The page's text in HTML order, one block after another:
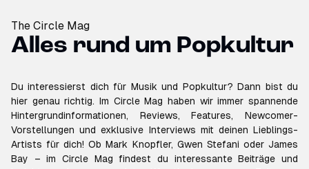
The Circle Mag
Alles rund um Popkultur
Du interessierst dich für Musik und Popkultur? Dann bist du
hier genau richtig. Im Circle Mag haben wir immer spannende
Hintergrundinformationen, Reviews, Features, Newcomer-
Vorstellungen und exklusive Interviews mit deinen Lieblings-
Artists für dich! Ob Mark Knopfler, Gwen Stefani oder James
Bay – im Circle Mag findest du interessante Beiträge und